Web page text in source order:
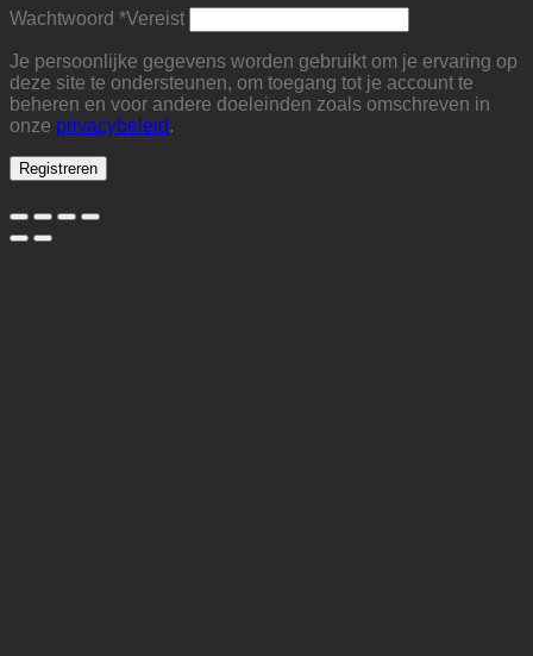
Wachtwoord *Vereist
Je persoonlijke gegevens worden gebruikt om je ervaring op
deze site te ondersteunen, om toegang tot je account te
beheren en voor andere doeleinden zoals omschreven in
onze privacybeleid.
Registreren